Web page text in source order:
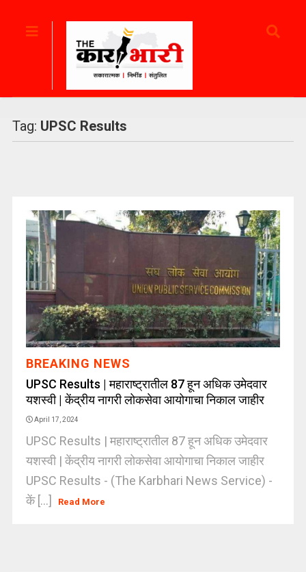
Tag: UPSC Results
BREAKING NEWS
UPSC Results | महाराष्ट्रातील 87 हून अधिक उमेदवार
यशस्वी | केंद्रीय नागरी लोकसेवा आयोगाचा निकाल जाहीर
April 17, 2024
UPSC Results | महाराष्ट्रातील 87 हून अधिक उमेदवार
यशस्वी | केंद्रीय नागरी लोकसेवा आयोगाचा निकाल जाहीर
UPSC Results - (The Karbhari News Service) -
कें [...]
Read More